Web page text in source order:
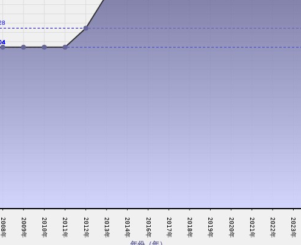
2008年 2009年 2010年 2011年 2012年 2013年 2014年 2016年 2017年 2018年 2019年 2020年 2021年 2022年 2023年